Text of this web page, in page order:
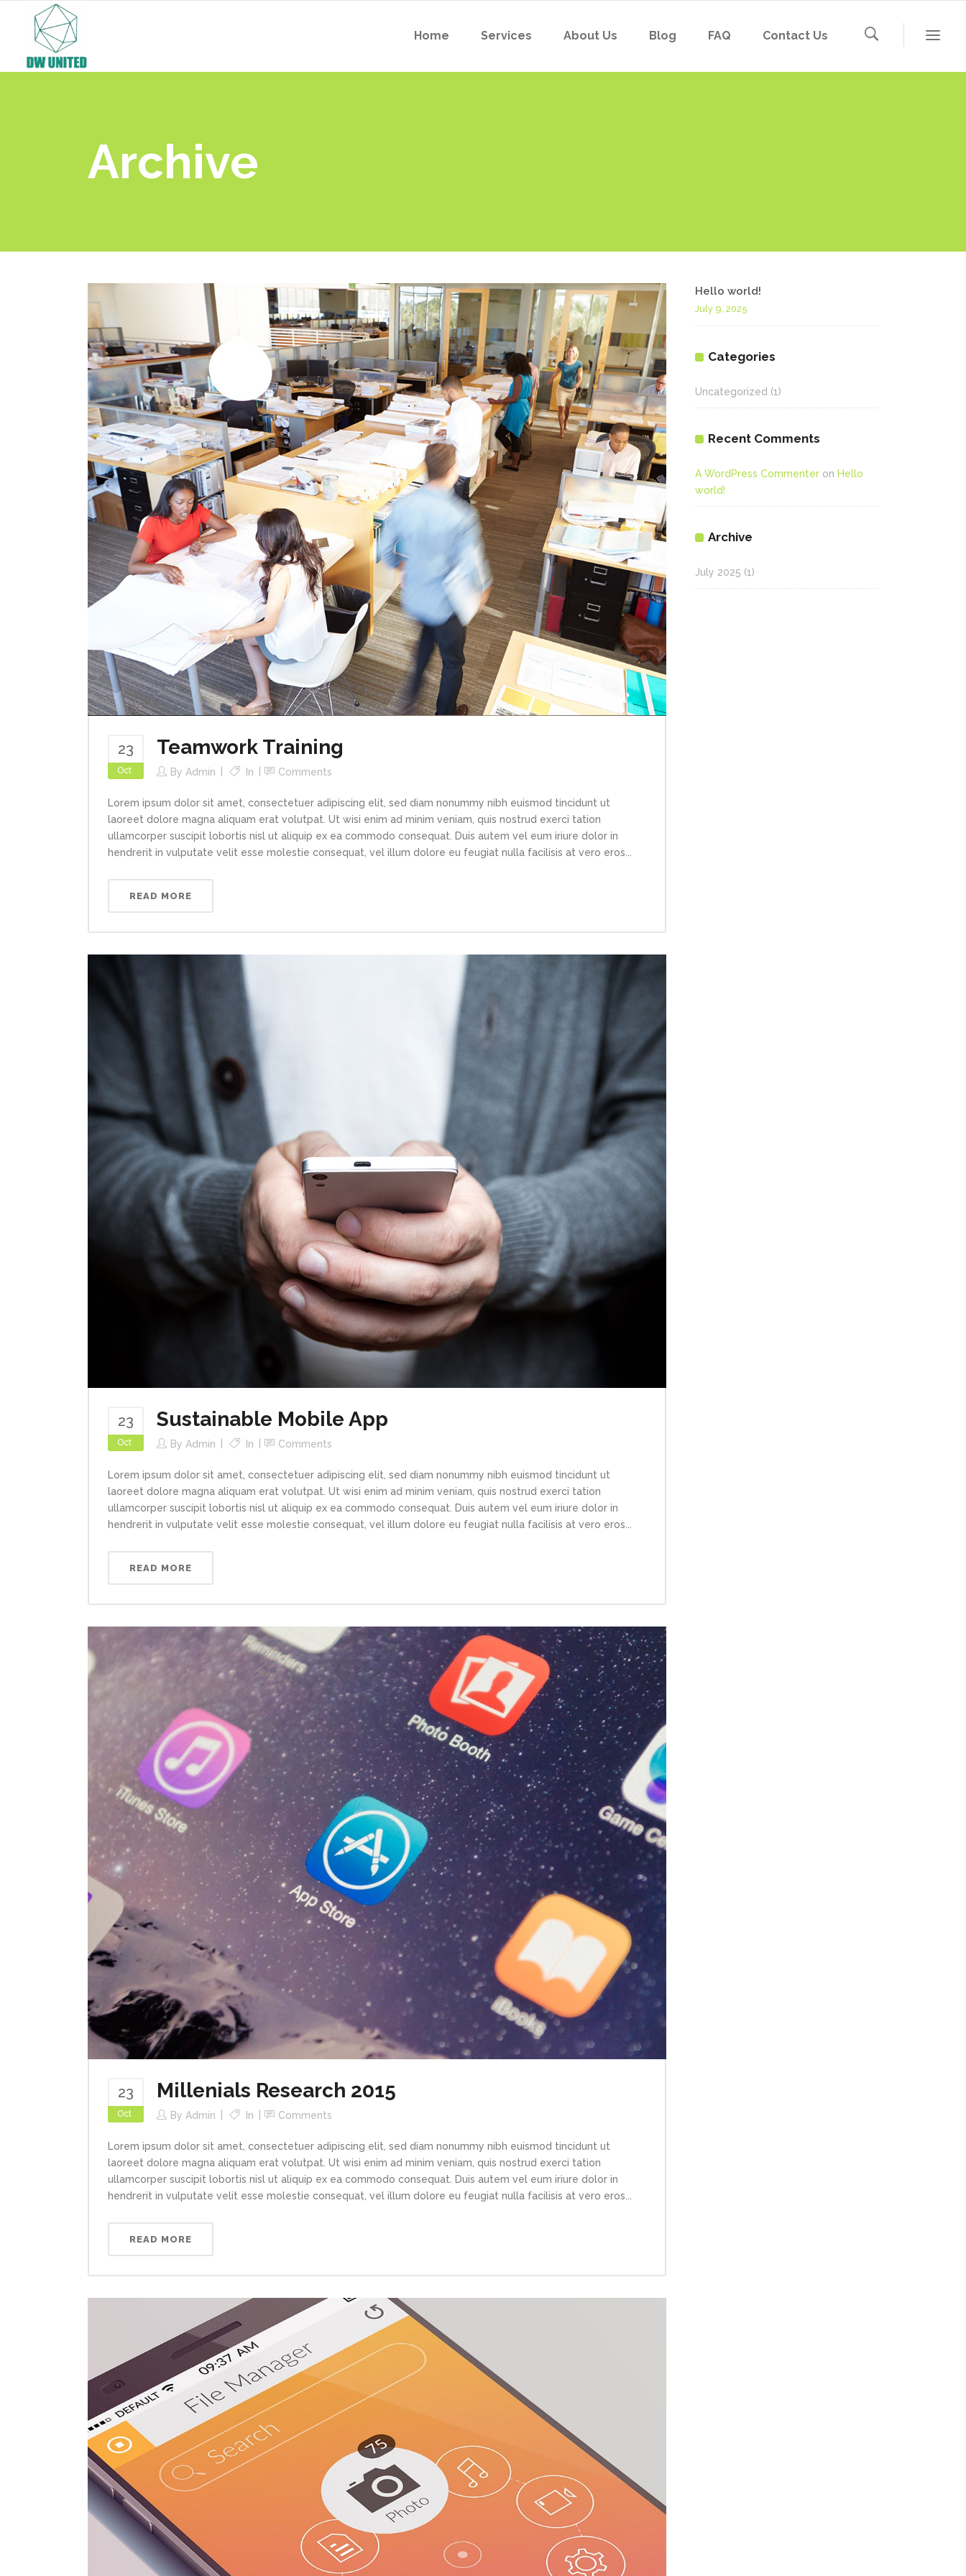
Home Services About Us Blog FAQ Contact Us
Archive
23
Oct
Teamwork Training
By Admin In Comments
Lorem ipsum dolor sit amet, consectetuer adipiscing elit, sed diam nonummy nibh euismod tincidunt ut
laoreet dolore magna aliquam erat volutpat. Ut wisi enim ad minim veniam, quis nostrud exerci tation
ullamcorper suscipit lobortis nisl ut aliquip ex ea commodo consequat. Duis autem vel eum iriure dolor in
hendrerit in vulputate velit esse molestie consequat, vel illum dolore eu feugiat nulla facilisis at vero eros...
READ MORE
23
Oct
Sustainable Mobile App
By Admin In Comments
Lorem ipsum dolor sit amet, consectetuer adipiscing elit, sed diam nonummy nibh euismod tincidunt ut
laoreet dolore magna aliquam erat volutpat. Ut wisi enim ad minim veniam, quis nostrud exerci tation
ullamcorper suscipit lobortis nisl ut aliquip ex ea commodo consequat. Duis autem vel eum iriure dolor in
hendrerit in vulputate velit esse molestie consequat, vel illum dolore eu feugiat nulla facilisis at vero eros...
READ MORE
23
Oct
Millenials Research 2015
By Admin In Comments
Lorem ipsum dolor sit amet, consectetuer adipiscing elit, sed diam nonummy nibh euismod tincidunt ut
laoreet dolore magna aliquam erat volutpat. Ut wisi enim ad minim veniam, quis nostrud exerci tation
ullamcorper suscipit lobortis nisl ut aliquip ex ea commodo consequat. Duis autem vel eum iriure dolor in
hendrerit in vulputate velit esse molestie consequat, vel illum dolore eu feugiat nulla facilisis at vero eros...
READ MORE
Hello world!
July 9, 2025
Categories
Uncategorized (1)
Recent Comments
A WordPress Commenter on Hello
world!
Archive
July 2025 (1)